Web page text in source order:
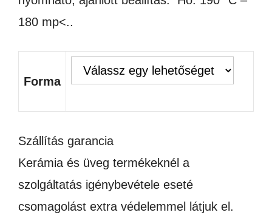
180 mp<..
Forma
Szállítás garancia
Kerámia és üveg termékeknél a
szolgáltatás igénybevétele eseté
csomagolást extra védelemmel látjuk el.